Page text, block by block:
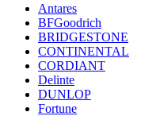
Antares
BFGoodrich
BRIDGESTONE
CONTINENTAL
CORDIANT
Delinte
DUNLOP
Fortune